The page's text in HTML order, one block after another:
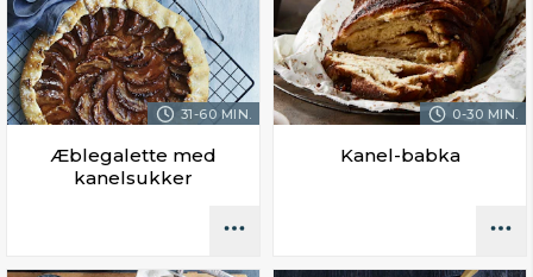
31-60 MIN.
Æblegalette med
kanelsukker
0-30 MIN.
Kanel-babka